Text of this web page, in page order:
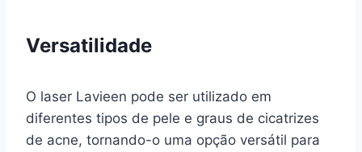
Versatilidade
O laser Lavieen pode ser utilizado em
diferentes tipos de pele e graus de cicatrizes
de acne, tornando-o uma opção versátil para